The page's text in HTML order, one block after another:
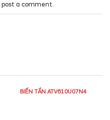
post a comment.
BIẾN TẦN ATV610U07N4